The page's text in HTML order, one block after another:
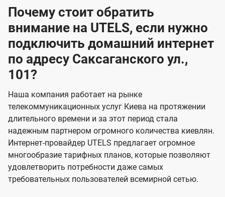
Почему стоит обратить
внимание на UTELS, если нужно
подключить домашний интернет
по адресу Саксаганского ул.,
101?
Наша компания работает на рынке
телекоммуникационных услуг Киева на протяжении
длительного времени и за этот период стала
надежным партнером огромного количества киевлян.
Интернет-провайдер UTELS предлагает огромное
многообразие тарифных планов, которые позволяют
удовлетворить потребности даже самых
требовательных пользователей всемирной сетью.